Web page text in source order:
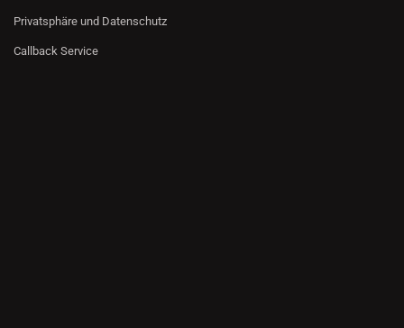
Privatsphäre und Datenschutz
Callback Service